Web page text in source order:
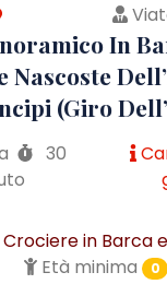
In
Nascoste
(giro
30
in Barca
Età minima
0